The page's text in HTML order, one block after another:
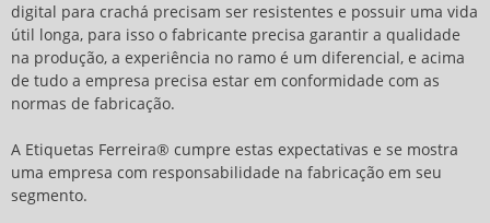
digital para crachá precisam ser resistentes e possuir uma vida
útil longa, para isso o fabricante precisa garantir a qualidade
na produção, a experiência no ramo é um diferencial, e acima
de tudo a empresa precisa estar em conformidade com as
normas de fabricação.
A Etiquetas Ferreira® cumpre estas expectativas e se mostra
uma empresa com responsabilidade na fabricação em seu
segmento.